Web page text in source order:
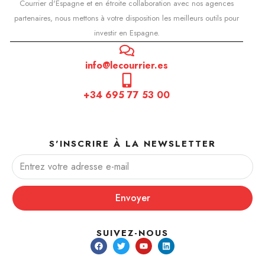
Courrier d'Espagne et en étroite collaboration avec nos agences
partenaires, nous mettons à votre disposition les meilleurs outils pour
investir en Espagne.
info@lecourrier.es
+34 695 77 53 00
S'INSCRIRE À LA NEWSLETTER
Envoyer
SUIVEZ-NOUS